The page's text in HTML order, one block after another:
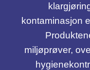
kontaminasjon
miljøprøver,